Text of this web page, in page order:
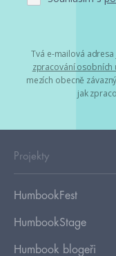
Tvá e-mailová adresa
zpracování osobních
mezích obecně
jak
Projekty
HumbookFest
HumbookStage
Humbook blogeři